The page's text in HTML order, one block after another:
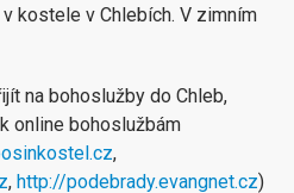
kostele v Chlebích. V zimním
na bohoslužby do Chleb,
online bohoslužbám
,
, http://podebrady.evangnet.cz)